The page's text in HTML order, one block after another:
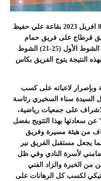
الرياضي بحمام الشط وذلك اليوم الاحد 8 افريل 2023 بقاعة علي حفيظ
قرطاج على فريق حمام
الشط بثلاثة أشواط نظيفة كانت كالاتي: الشوط الأول (25-21) الشوط
21) الشوط الثالث (25-18)، وبهذه النتيجة يتوج الفريق بكاس
لاعباته على كسب
السيدة سناء السخيري رئاسة
على جمعيات رياضية،
عن سعادتها بهذا التتويج بفضل
من هيئة مسيرة وفريق
يجعل مستقبل الفريق نير
لأسرة النادي وفي ظل
من الخبرة والزاد الفني
لكسب كل الرهانات على